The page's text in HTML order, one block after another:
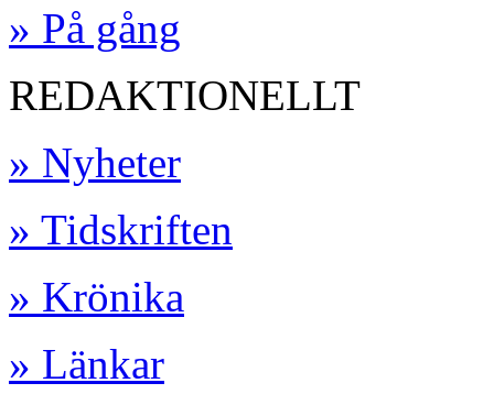
» På gång
REDAKTIONELLT
» Nyheter
» Tidskriften
» Krönika
» Länkar